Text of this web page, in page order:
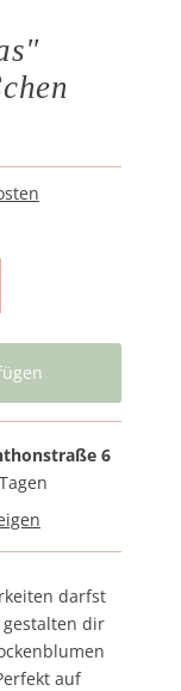
6
darfst
dir
auf